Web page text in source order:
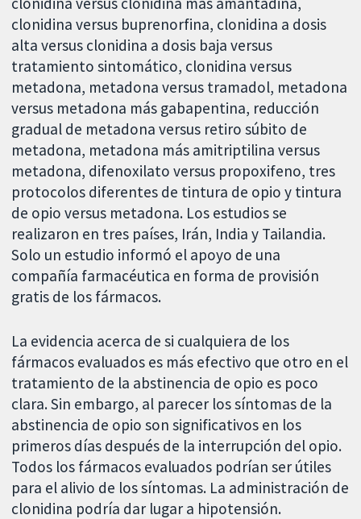
clonidina versus buprenorfina, clonidina a dosis
alta versus clonidina a dosis baja versus
tratamiento sintomático, clonidina versus
metadona, metadona versus tramadol, metadona
versus metadona más gabapentina, reducción
gradual de metadona versus retiro súbito de
metadona, metadona más amitriptilina versus
metadona, difenoxilato versus propoxifeno, tres
protocolos diferentes de tintura de opio y tintura
de opio versus metadona. Los estudios se
realizaron en tres países, Irán, India y Tailandia.
Solo un estudio informó el apoyo de una
compañía farmacéutica en forma de provisión
gratis de los fármacos.
La evidencia acerca de si cualquiera de los
fármacos evaluados es más efectivo que otro en el
tratamiento de la abstinencia de opio es poco
clara. Sin embargo, al parecer los síntomas de la
abstinencia de opio son significativos en los
primeros días después de la interrupción del opio.
Todos los fármacos evaluados podrían ser útiles
para el alivio de los síntomas. La administración de
clonidina podría dar lugar a hipotensión.